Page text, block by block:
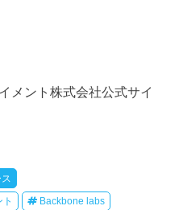
メント株式会社公式サイ
Backbone labs